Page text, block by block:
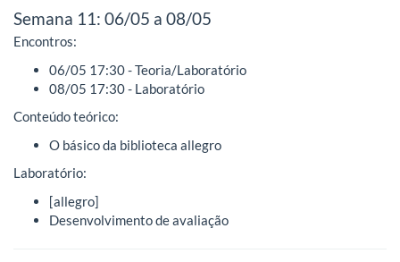
Semana 11: 06/05 a 08/05
Encontros:
06/05 17:30 - Teoria/Laboratório
08/05 17:30 - Laboratório
Conteúdo teórico:
O básico da biblioteca allegro
Laboratório:
[allegro]
Desenvolvimento de avaliação